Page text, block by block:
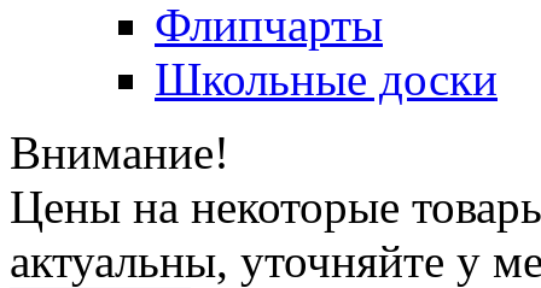
Флипчарты
Школьные доски
Внимание!
Цены на некоторые
актуальны, уточняйте у